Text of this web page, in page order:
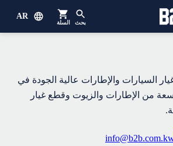
بحث السلة
AR
السيارات والإطارات عالية الجودة في
من الإطارات والزيوت وقطع غيار